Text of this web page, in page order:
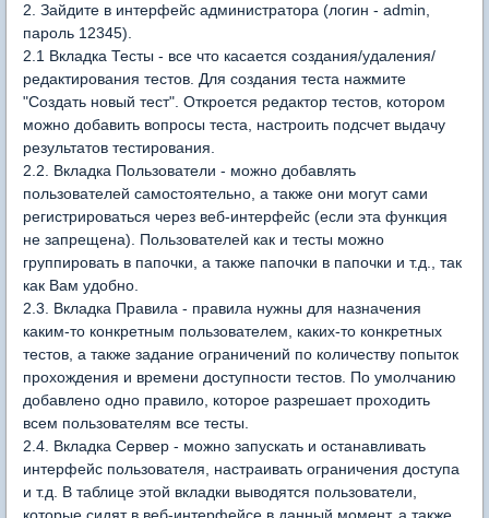
2. Зайдите в интерфейс администратора (логин - admin,
пароль 12345).
2.1 Вкладка Тесты - все что касается создания/удаления/
редактирования тестов. Для создания теста нажмите
"Создать новый тест". Откроется редактор тестов, котором
можно добавить вопросы теста, настроить подсчет выдачу
результатов тестирования.
2.2. Вкладка Пользователи - можно добавлять
пользователей самостоятельно, а также они могут сами
регистрироваться через веб-интерфейс (если эта функция
не запрещена). Пользователей как и тесты можно
группировать в папочки, а также папочки в папочки и т.д., так
как Вам удобно.
2.3. Вкладка Правила - правила нужны для назначения
каким-то конкретным пользователем, каких-то конкретных
тестов, а также задание ограничений по количеству попыток
прохождения и времени доступности тестов. По умолчанию
добавлено одно правило, которое разрешает проходить
всем пользователям все тесты.
2.4. Вкладка Сервер - можно запускать и останавливать
интерфейс пользователя, настраивать ограничения доступа
и т.д. В таблице этой вкладки выводятся пользователи,